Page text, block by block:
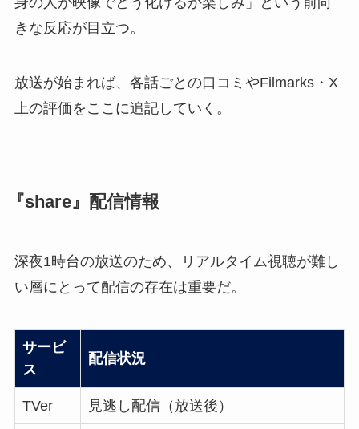
きな反応が目立つ。
放送が始まれば、各話ごとの口コミやFilmarks・X
上の評価をここに追記していく。
『share』配信情報
深夜1時台の放送のため、リアルタイム視聴が難し
い層にとって配信の存在は重要だ。
サービ
ス
配信状況
TVer 見逃し配信（放送後）